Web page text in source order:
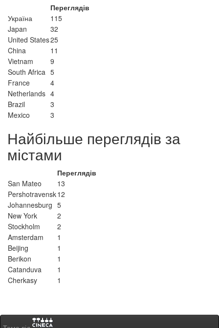
Переглядів
Україна
115
Japan
32
United States25
China
11
Vietnam
9
South Africa 5
France
4
Netherlands 4
Brazil
3
Mexico
3
Найбільше переглядів за
містами
Переглядів
San Mateo
13
Pershotravensk12
Johannesburg 5
New York
2
Stockholm
2
Amsterdam
1
Beijing
1
Berikon
1
Catanduva
1
Cherkasy
1